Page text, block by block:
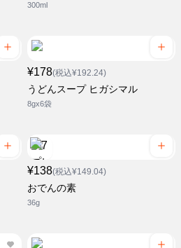
300ml
¥178(税込¥192.24)
うどんスープ ヒガシマル
8gx6袋
¥138(税込¥149.04)
おでんの素
36g